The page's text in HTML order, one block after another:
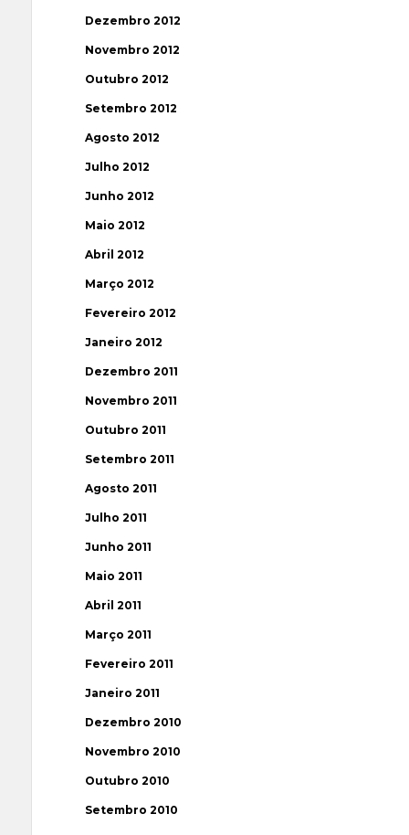
Dezembro 2012
Novembro 2012
Outubro 2012
Setembro 2012
Agosto 2012
Julho 2012
Junho 2012
Maio 2012
Abril 2012
Março 2012
Fevereiro 2012
Janeiro 2012
Dezembro 2011
Novembro 2011
Outubro 2011
Setembro 2011
Agosto 2011
Julho 2011
Junho 2011
Maio 2011
Abril 2011
Março 2011
Fevereiro 2011
Janeiro 2011
Dezembro 2010
Novembro 2010
Outubro 2010
Setembro 2010